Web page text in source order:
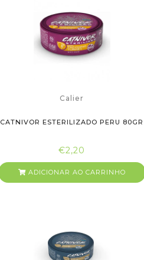
Calier
CATNIVOR ESTERILIZADO PERU 80GR
€2,20
ADICIONAR AO CARRINHO